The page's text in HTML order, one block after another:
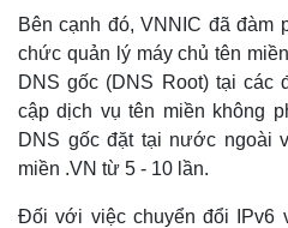
Bên cạnh đó, VNNIC đã đàm
chức quản lý máy chủ tên
DNS gốc (DNS Root) tại các
cập dịch vụ tên miền không
DNS gốc đặt tại nước ngoài
miền .VN từ 5 - 10 lần.
Đối với việc chuyển đổi IPv6